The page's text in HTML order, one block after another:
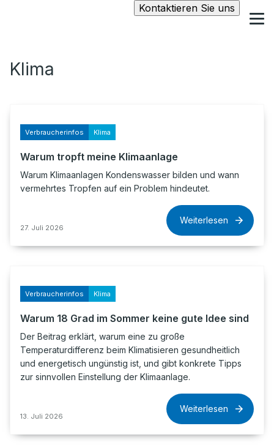
Kontaktieren Sie uns
Klima
Verbraucherinfos Klima
Warum tropft meine Klimaanlage
Warum Klimaanlagen Kondenswasser bilden und wann
vermehrtes Tropfen auf ein Problem hindeutet.
27. Juli 2026
Weiterlesen
Verbraucherinfos Klima
Warum 18 Grad im Sommer keine gute Idee sind
Der Beitrag erklärt, warum eine zu große
Temperaturdifferenz beim Klimatisieren gesundheitlich
und energetisch ungünstig ist, und gibt konkrete Tipps
zur sinnvollen Einstellung der Klimaanlage.
13. Juli 2026
Weiterlesen